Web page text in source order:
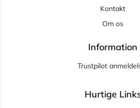
Kontakt
Om os
Information
Trustpilot
Hurtige